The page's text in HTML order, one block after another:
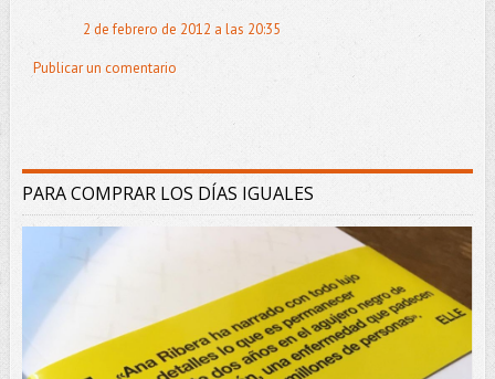
2 de febrero de 2012 a las 20:35
Publicar un comentario
PARA COMPRAR LOS DÍAS IGUALES